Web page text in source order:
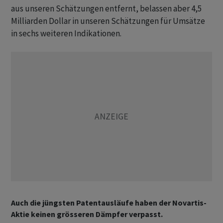
aus unseren Schätzungen entfernt, belassen aber 4,5
Milliarden Dollar in unseren Schätzungen für Umsätze
in sechs weiteren Indikationen.
Auch die jüngsten Patentausläufe haben der Novartis-
Aktie keinen grösseren Dämpfer verpasst.